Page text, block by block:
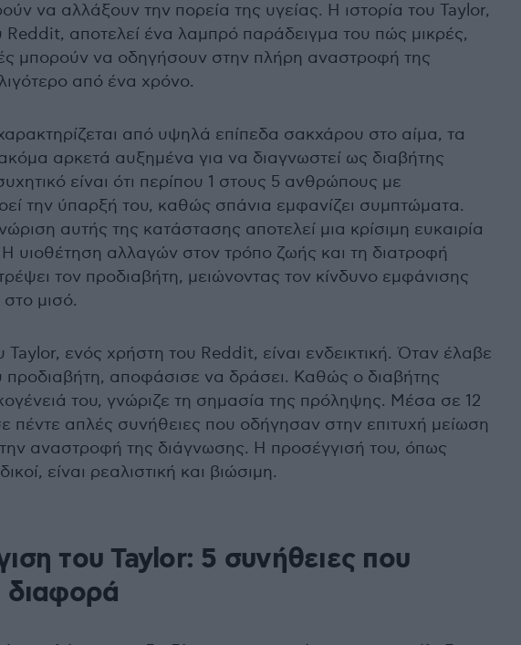
να αλλάξουν την πορεία της υγείας. Η ιστορία του Taylor,
Reddit, αποτελεί ένα λαμπρό παράδειγμα του πώς μικρές,
μπορούν να οδηγήσουν στην πλήρη αναστροφή της
από ένα χρόνο.
από υψηλά επίπεδα σακχάρου στο αίμα, τα
αρκετά αυξημένα για να διαγνωστεί ως διαβήτης
είναι ότι περίπου 1 στους 5 ανθρώπους με
την ύπαρξή του, καθώς σπάνια εμφανίζει συμπτώματα.
αυτής της κατάστασης αποτελεί μια κρίσιμη ευκαιρία
υιοθέτηση αλλαγών στον τρόπο ζωής και τη διατροφή
τον προδιαβήτη, μειώνοντας τον κίνδυνο εμφάνισης
μισό.
Taylor, ενός χρήστη του Reddit, είναι ενδεικτική. Όταν έλαβε
προδιαβήτη, αποφάσισε να δράσει. Καθώς ο διαβήτης
του, γνώριζε τη σημασία της πρόληψης. Μέσα σε 12
πέντε απλές συνήθειες που οδήγησαν στην επιτυχή μείωση
την αναστροφή της διάγνωσης. Η προσέγγισή του, όπως
είναι ρεαλιστική και βιώσιμη.
του Taylor: 5 συνήθειες που
διαφορά